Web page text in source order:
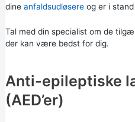
dine anfaldsudløsereog er i stand
Tal med din specialist om de
der kan være bedst for dig.
Anti-epileptiske
(AED’er)